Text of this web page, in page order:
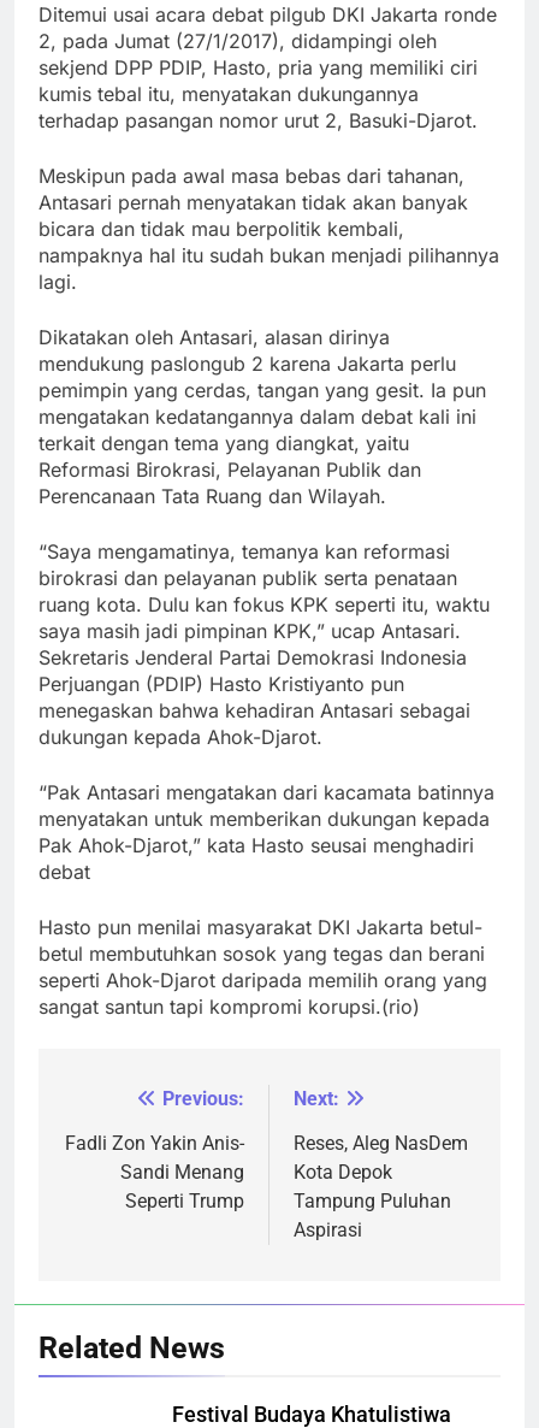
Ditemui usai acara debat pilgub DKI Jakarta ronde
2, pada Jumat (27/1/2017), didampingi oleh
sekjend DPP PDIP, Hasto, pria yang memiliki ciri
kumis tebal itu, menyatakan dukungannya
terhadap pasangan nomor urut 2, Basuki-Djarot.
Meskipun pada awal masa bebas dari tahanan,
Antasari pernah menyatakan tidak akan banyak
bicara dan tidak mau berpolitik kembali,
nampaknya hal itu sudah bukan menjadi pilihannya
lagi.
Dikatakan oleh Antasari, alasan dirinya
mendukung paslongub 2 karena Jakarta perlu
pemimpin yang cerdas, tangan yang gesit. Ia pun
mengatakan kedatangannya dalam debat kali ini
terkait dengan tema yang diangkat, yaitu
Reformasi Birokrasi, Pelayanan Publik dan
Perencanaan Tata Ruang dan Wilayah.
“Saya mengamatinya, temanya kan reformasi
birokrasi dan pelayanan publik serta penataan
ruang kota. Dulu kan fokus KPK seperti itu, waktu
saya masih jadi pimpinan KPK,” ucap Antasari.
Sekretaris Jenderal Partai Demokrasi Indonesia
Perjuangan (PDIP) Hasto Kristiyanto pun
menegaskan bahwa kehadiran Antasari sebagai
dukungan kepada Ahok-Djarot.
“Pak Antasari mengatakan dari kacamata batinnya
menyatakan untuk memberikan dukungan kepada
Pak Ahok-Djarot,” kata Hasto seusai menghadiri
debat
Hasto pun menilai masyarakat DKI Jakarta betul-
betul membutuhkan sosok yang tegas dan berani
seperti Ahok-Djarot daripada memilih orang yang
sangat santun tapi kompromi korupsi.(rio)
Navigasi
pos
Previous:
Fadli Zon Yakin Anis-
Sandi Menang
Seperti Trump
Next:
Reses, Aleg NasDem
Kota Depok
Tampung Puluhan
Aspirasi
Related News
Festival Budaya Khatulistiwa